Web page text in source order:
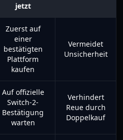
jetzt
Zuerst auf
einer
bestätigten
Plattform
kaufen
Vermeidet
Unsicherheit
Auf offizielle
Switch-2-
Bestätigung
warten
Verhindert
Reue durch
Doppelkauf